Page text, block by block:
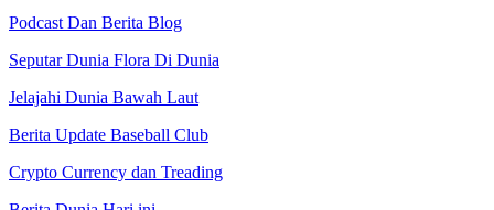
Podcast Dan Berita Blog
Seputar Dunia Flora Di Dunia
Jelajahi Dunia Bawah Laut
Berita Update Baseball Club
Crypto Currency dan Treading